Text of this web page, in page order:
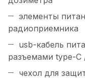
элементы
радиоприемника
usb-кабель
разъемами type-C
чехол для